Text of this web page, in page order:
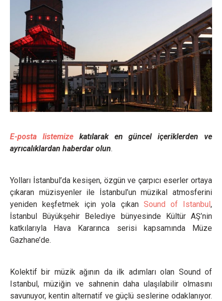
E-posta listemizekatılarak en güncel içeriklerden ve
ayrıcalıklardan haberdar olun.
Yolları İstanbul’da kesişen, özgün ve çarpıcı eserler ortaya
çıkaran müzisyenler ile İstanbul’un müzikal atmosferini
yeniden keşfetmek için yola çıkan Sound of Istanbul,
İstanbul Büyükşehir Belediye bünyesinde Kültür AŞ’nin
katkılarıyla Hava Kararınca serisi kapsamında Müze
Gazhane’de.
Kolektif bir müzik ağının da ilk adımları olan Sound of
Istanbul, müziğin ve sahnenin daha ulaşılabilir olmasını
savunuyor, kentin alternatif ve güçlü seslerine odaklanıyor.